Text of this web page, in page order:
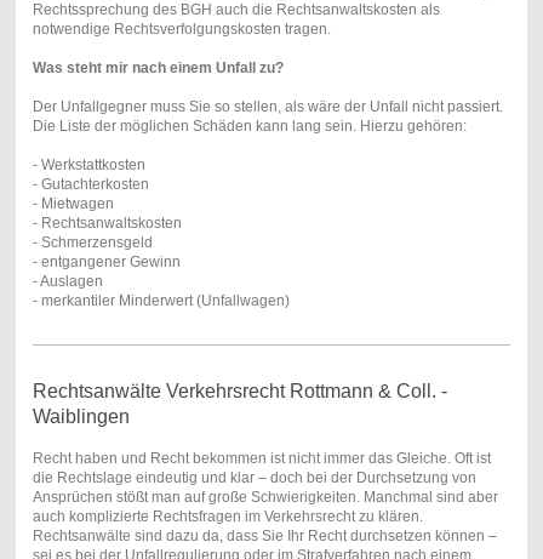
Rechtssprechung des BGH auch die Rechtsanwaltskosten als
notwendige Rechtsverfolgungskosten tragen.
Was steht mir nach einem Unfall zu?
Der Unfallgegner muss Sie so stellen, als wäre der Unfall nicht passiert.
Die Liste der möglichen Schäden kann lang sein. Hierzu gehören:
- Werkstattkosten
- Gutachterkosten
- Mietwagen
- Rechtsanwaltskosten
- Schmerzensgeld
- entgangener Gewinn
- Auslagen
- merkantiler Minderwert (Unfallwagen)
Rechtsanwälte Verkehrsrecht Rottmann & Coll. -
Waiblingen
Recht haben und Recht bekommen ist nicht immer das Gleiche. Oft ist
die Rechtslage eindeutig und klar – doch bei der Durchsetzung von
Ansprüchen stößt man auf große Schwierigkeiten. Manchmal sind aber
auch komplizierte Rechtsfragen im Verkehrsrecht zu klären.
Rechtsanwälte sind dazu da, dass Sie Ihr Recht durchsetzen können –
sei es bei der Unfallregulierung oder im Strafverfahren nach einem